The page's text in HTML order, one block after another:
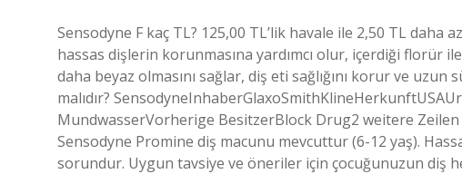
Sensodyne F kaç TL? 125,00 TL’lik havale ile 2,50 TL daha
hassas dişlerin korunmasına yardımcı olur, içerdiği
daha beyaz olmasını sağlar, diş eti sağlığını korur ve
malıdır?
MundwasserVorherige BesitzerBlock Drug2 weitere
Sensodyne Promine diş macunu mevcuttur (6-12 yaş).
sorundur. Uygun tavsiye ve öneriler için çocuğunuzun diş